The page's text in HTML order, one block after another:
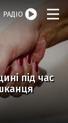
РАДІО
під час